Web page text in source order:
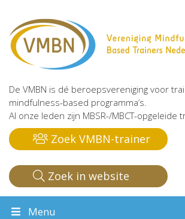
De VMBN is dé beroepsvereniging voor
mindfulness-based programma’s.
Al onze leden zijn MBSR-/MBCT-opgeleide
Zoek VMBN-trainer
Zoek in website
Menu